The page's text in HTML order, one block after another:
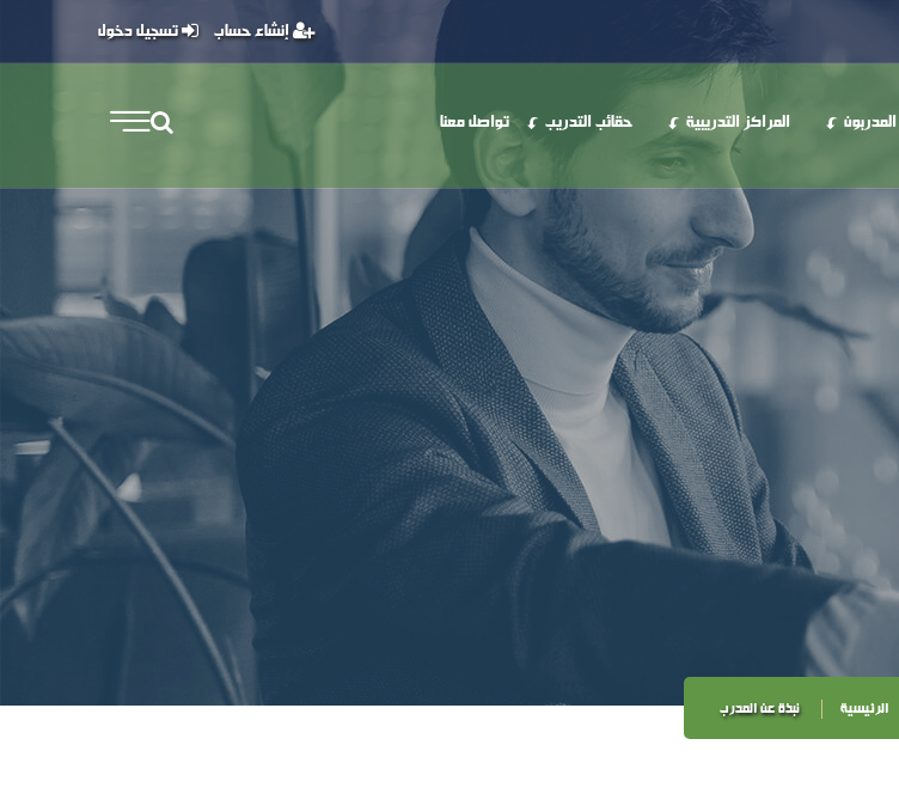
إنشاء حساب تسجيل دخول
المدربون المراكز التدريبية حقائب التدريب تواصل معنا
الرئيسية نبذة عن المدرب